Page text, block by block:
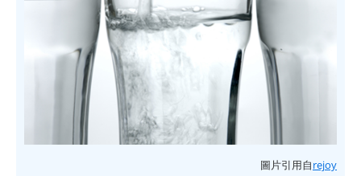
圖片引用自rejoy